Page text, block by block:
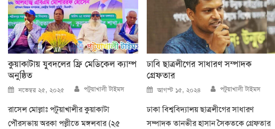
কুয়াকাটায় যুবদলের ফ্রি মেডিকেল ক্যাম্প
অনুষ্ঠিত
Posted
on
নভেম্বর ২৫, ২০২৫ Author
পটুয়াখালী টাইমস
রাসেল মোল্লাঃ পটুয়াখালীর কুয়াকাটা
পৌরসভায় অরকা পল্লীতে মঙ্গলবার (২৫
ঢাবি ছাত্রলীগের সাধারণ সম্পাদক
গ্রেফতার
Posted
on
আগস্ট ১৫, ২০২৪ Author
পটুয়াখালী টাইমস
ঢাকা বিশ্ববিদ্যালয় ছাত্রলীগের সাধারণ
সম্পাদক তানভীর হাসান সৈকতকে গ্রেফতার